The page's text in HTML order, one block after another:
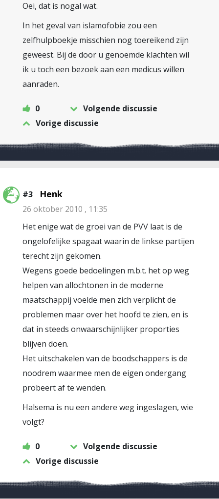
Oei, dat is nogal wat.
In het geval van islamofobie zou een
zelfhulpboekje misschien nog toereikend zijn
geweest. Bij de door u genoemde klachten wil
ik u toch een bezoek aan een medicus willen
aanraden.
0
Volgende discussie
Vorige discussie
#3 Henk
26 oktober 2010 , 11:35
Het enige wat de groei van de PVV laat is de
ongelofelijke spagaat waarin de linkse partijen
terecht zijn gekomen.
Wegens goede bedoelingen m.b.t. het op weg
helpen van allochtonen in de moderne
maatschappij voelde men zich verplicht de
problemen maar over het hoofd te zien, en is
dat in steeds onwaarschijnlijker proporties
blijven doen.
Het uitschakelen van de boodschappers is de
noodrem waarmee men de eigen ondergang
probeert af te wenden.
Halsema is nu een andere weg ingeslagen, wie
volgt?
0
Volgende discussie
Vorige discussie